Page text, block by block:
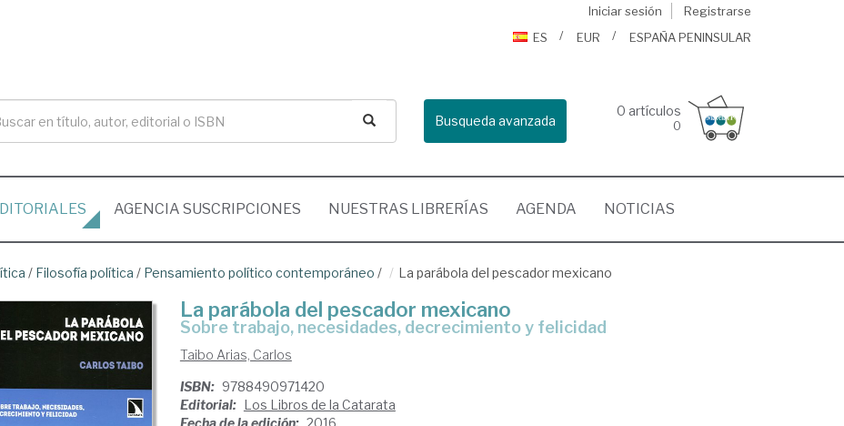
Iniciar sesión
Registrarse
ES
EUR ESPAÑA PENINSULAR
Busqueda avanzada
0 artículos
0
AGENCIA SUSCRIPCIONES NUESTRAS LIBRERÍAS AGENDA NOTICIAS
/ Filosofía política / Pensamiento político contemporáneo / La parábola del pescador mexicano
La parábola del pescador mexicano
sobre trabajo, necesidades, decrecimiento y felicidad
Taibo Arias, Carlos
ISBN: 9788490971420
Editorial: Los Libros de la Catarata
Fecha de la edición: 2016